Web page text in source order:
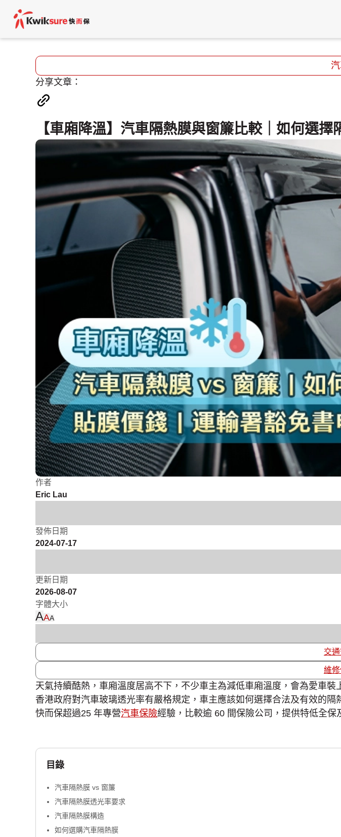
分享文章：
【車廂降溫】汽車隔熱膜與窗簾比較｜如何選
作者
Eric Lau
發佈日期
2024-07-17
更新日期
2026-08-07
字體大小
AAA
交
維
天氣持續酷熱，車廂溫度居高不下，不少車主為減低車廂溫度，會為愛車
香港政府對汽車玻璃透光率有嚴格規定，車主應該如何選擇合法及有效的隔
快而保超過25 年專營汽車保險經驗，比較逾 60 間保險公司，提供特低全保
目錄
汽車隔熱膜 vs 窗簾
汽車隔熱膜透光率要求
汽車隔熱膜構造
如何選購汽車隔熱膜